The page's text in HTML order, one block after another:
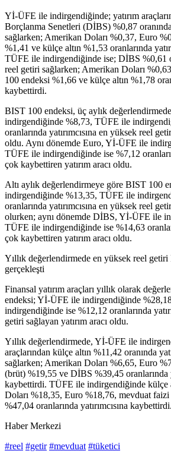
Yİ-ÜFE ile indirgendiğinde; yatırım
Borçlanma Senetleri (DİBS) %0,87 oranında
sağlarken; Amerikan Doları %0,37, Euro
%1,41 ve külçe altın %1,53 oranlarında
TÜFE ile indirgendiğinde ise; DİBS %0,61
reel getiri sağlarken; Amerikan Doları
100 endeksi %1,66 ve külçe altın %1,78
kaybettirdi.
BIST 100 endeksi, üç aylık
indirgendiğinde %8,73, TÜFE ile
oranlarında yatırımcısına en yüksek reel
oldu. Aynı dönemde Euro, Yİ-ÜFE ile
TÜFE ile indirgendiğinde ise %7,12
çok kaybettiren yatırım aracı oldu.
Altı aylık değerlendirmeye göre BIST 100
indirgendiğinde %13,35, TÜFE ile
oranlarında yatırımcısına en yüksek reel
olurken; aynı dönemde DİBS, Yİ-ÜFE ile
TÜFE ile indirgendiğinde ise %14,63
çok kaybettiren yatırım aracı oldu.
Yıllık değerlendirmede en yüksek reel
gerçekleşti
Finansal yatırım araçları yıllık olarak
endeksi; Yİ-ÜFE ile indirgendiğinde
indirgendiğinde ise %12,12 oranlarında
getiri sağlayan yatırım aracı oldu.
Yıllık değerlendirmede, Yİ-ÜFE ile
araçlarından külçe altın %11,42 oranında
sağlarken; Amerikan Doları %6,65, Euro
(brüt) %19,55 ve DİBS %39,45 oranlarında
kaybettirdi. TÜFE ile indirgendiğinde külçe
Doları %18,35, Euro %18,76, mevduat
%47,04 oranlarında yatırımcısına kaybettirdi.
Haber Merkezi
#reel #getir #mevduat #tüketici